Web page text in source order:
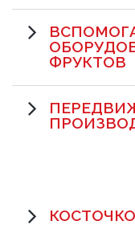
ФРУКТОВ